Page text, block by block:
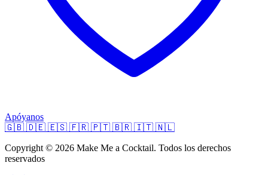
Apóyanos
🇬🇧 🇩🇪 🇪🇸 🇫🇷 🇵🇹 🇧🇷 🇮🇹 🇳🇱
Copyright © 2026 Make Me a Cocktail. Todos los derechos
reservados